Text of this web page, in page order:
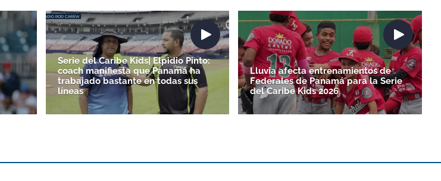
Serie del Caribe Kids| Elpidio Pinto:
coach manifiesta que Panamá ha
trabajado bastante en todas sus
líneas
Lluvia afecta entrenamientos de
Federales de Panamá para la Serie
del Caribe Kids 2026